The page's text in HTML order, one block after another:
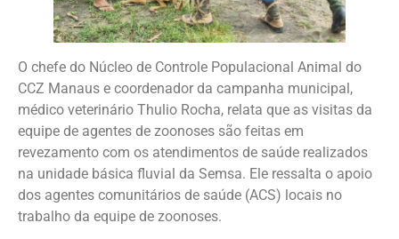
O chefe do Núcleo de Controle Populacional Animal do
CCZ Manaus e coordenador da campanha municipal,
médico veterinário Thulio Rocha, relata que as visitas da
equipe de agentes de zoonoses são feitas em
revezamento com os atendimentos de saúde realizados
na unidade básica fluvial da Semsa. Ele ressalta o apoio
dos agentes comunitários de saúde (ACS) locais no
trabalho da equipe de zoonoses.